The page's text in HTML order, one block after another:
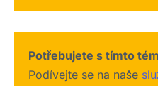
Potřebujete s tímto
Podívejte se na naše